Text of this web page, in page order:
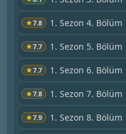
★7.8 1. Sezon 4. Bölüm
★7.7 1. Sezon 5. Bölüm
★7.7 1. Sezon 6. Bölüm
★7.8 1. Sezon 7. Bölüm
★7.9 1. Sezon 8. Bölüm